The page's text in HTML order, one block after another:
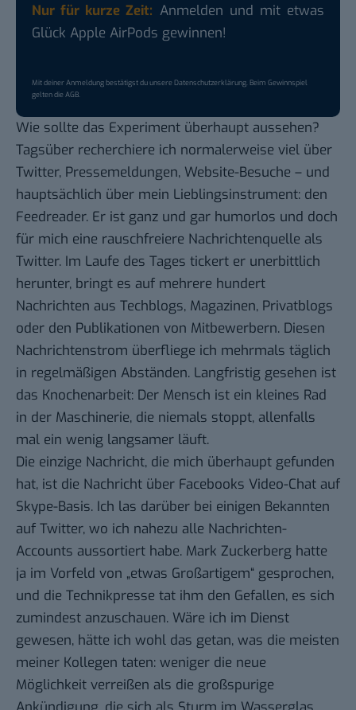
Nur für kurze Zeit: Anmelden und mit etwas
Glück Apple AirPods gewinnen!
Mit deiner Anmeldung bestätigst du unsereDatenschutzerklärung. Beim Gewinnspiel
gelten dieAGB.
Wie sollte das Experiment überhaupt aussehen?
Tagsüber recherchiere ich normalerweise viel über
Twitter, Pressemeldungen, Website-Besuche – und
hauptsächlich über mein Lieblingsinstrument: den
Feedreader. Er ist ganz und gar humorlos und doch
für mich eine rauschfreiere Nachrichtenquelle als
Twitter. Im Laufe des Tages tickert er unerbittlich
herunter, bringt es auf mehrere hundert
Nachrichten aus Techblogs, Magazinen, Privatblogs
oder den Publikationen von Mitbewerbern. Diesen
Nachrichtenstrom überfliege ich mehrmals täglich
in regelmäßigen Abständen. Langfristig gesehen ist
das Knochenarbeit: Der Mensch ist ein kleines Rad
in der Maschinerie, die niemals stoppt, allenfalls
mal ein wenig langsamer läuft.
Die einzige Nachricht, die mich überhaupt gefunden
hat, ist die Nachricht über Facebooks Video-Chat auf
Skype-Basis. Ich las darüber bei einigen Bekannten
auf Twitter, wo ich nahezu alle Nachrichten-
Accounts aussortiert habe. Mark Zuckerberg hatte
ja im Vorfeld von „etwas Großartigem“ gesprochen,
und die Technikpresse tat ihm den Gefallen, es sich
zumindest anzuschauen. Wäre ich im Dienst
gewesen, hätte ich wohl das getan, was die meisten
meiner Kollegen taten: weniger die neue
Möglichkeit verreißen als die großspurige